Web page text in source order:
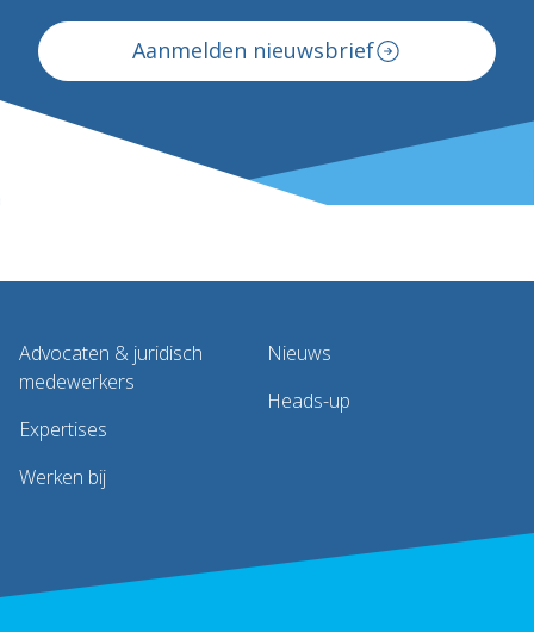
Aanmelden nieuwsbrief
Advocaten & juridisch
medewerkers
Expertises
Werken bij
Nieuws
Heads-up